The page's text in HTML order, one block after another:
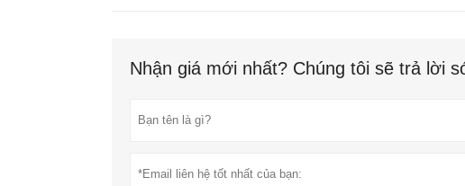
Nhận giá mới nhất? Chúng tôi sẽ trả lời